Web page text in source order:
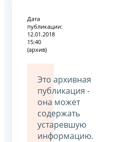
Дата
публикации:
12.01.2018
15:40
(архив)
Это архивная
публикация -
она может
содержать
устаревшую
информацию.